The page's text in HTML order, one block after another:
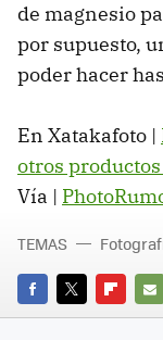
de magnesio
por supuesto,
poder hacer
En Xatakafoto |
otros
Vía |
FACEBOOK
TWITTER
E-
TEMAS